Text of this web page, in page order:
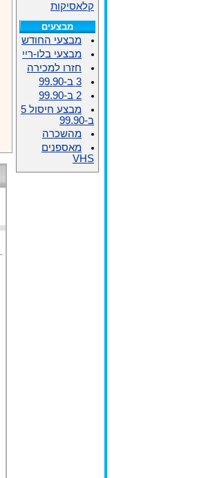
קלאסיקות
מבצעים
מבצעי החודש
מבצעי בלו-ריי
חזרו למכירה
3 ב-99.90
2 ב-99.90
מבצע חיסול 5
ב-99.90
מהשכרה
מאספנים
VHS